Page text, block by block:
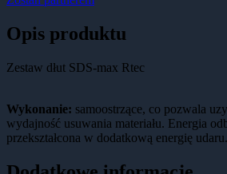
Opis produktu
Zestaw dłut SDS-max Rtec
Wykonanie: samoostrzące, co pozwala
wydajność usuwania materiału. Energia
przekształcona w dodatkową energię udaru.